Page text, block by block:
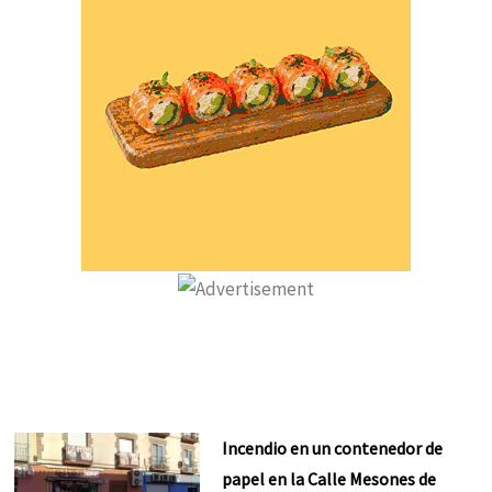
Incendio en un contenedor de
papel en la Calle Mesones de